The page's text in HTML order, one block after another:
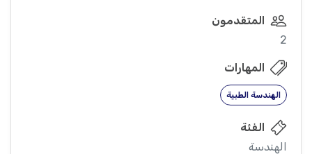
المتقدمون
2
المهارات
الهندسة الطبية
الفئة
الهندسة